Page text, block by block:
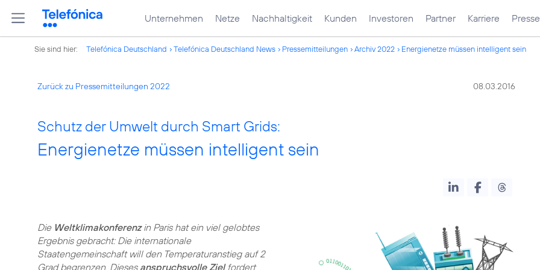
Unternehmen Netze Nachhaltigkeit Kunden Investoren Partner Karriere Presse
Sie sind hier: Telefónica Deutschland Telefónica Deutschland News Pressemitteilungen Archiv 2022 Energienetze müssen intelligent sein
Zurück zu Pressemitteilungen 2022 08.03.2016
Schutz der Umwelt durch Smart Grids:
Energienetze müssen intelligent sein
Die Weltklimakonferenzin Paris hat ein viel gelobtes
Ergebnis gebracht: Die internationale
Staatengemeinschaft will den Temperaturanstieg auf 2
Grad begrenzen. Dieses anspruchsvolle Zielfordert